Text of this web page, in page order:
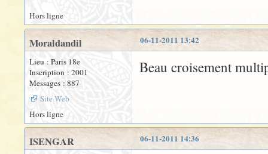
Hors ligne
06-11-2011 13:42
Moraldandil
Lieu : Paris 18e
Inscription : 2001
Messages : 887
Site Web
Beau croisement
Hors ligne
06-11-2011 14:36
ISENGAR